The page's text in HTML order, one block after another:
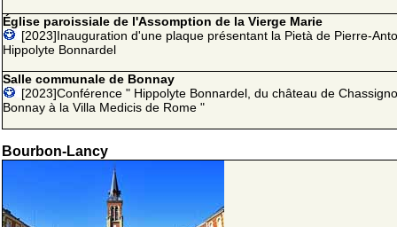
Église paroissiale de l'Assomption de la Vierge Marie
[2023]Inauguration d'une plaque présentant la Pietà de Pierre-
Hippolyte Bonnardel
Salle communale de Bonnay
[2023]Conférence " Hippolyte Bonnardel, du château de
Bonnay à la Villa Medicis de Rome "
Bourbon-Lancy